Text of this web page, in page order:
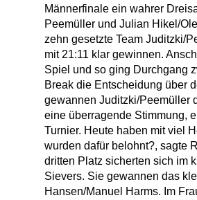
Männerfinale ein wahrer
Peemüller und Julian Hikel/
zehn gesetzte Team Juditzki/
mit 21:11 klar gewinnen.
Spiel und so ging Durchgang
Break die Entscheidung über
gewannen Juditzki/Peemüller
eine überragende Stimmung,
Turnier. Heute haben mit viel
wurden dafür belohnt?, sagte
dritten Platz sicherten sich im
Sievers. Sie gewannen das
Hansen/Manuel Harms. Im